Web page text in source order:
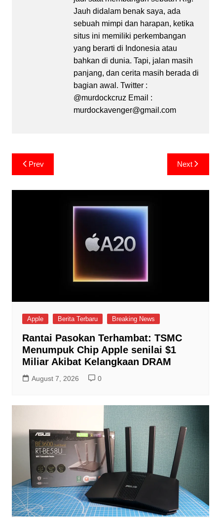
Jauh didalam benak saya, ada
sebuah mimpi dan harapan, ketika
situs ini memiliki perkembangan
yang berarti di Indonesia atau
bahkan di dunia. Tapi, jalan masih
panjang, dan cerita masih berada di
bagian awal. Twitter :
@murdockcruz Email :
murdockavenger@gmail.com
Post
navigation
Prev Next
Apple Berita Terbaru Breaking News
Rantai Pasokan Terhambat: TSMC
Menumpuk Chip Apple senilai $1
Miliar Akibat Kelangkaan DRAM
August 7, 2026 0